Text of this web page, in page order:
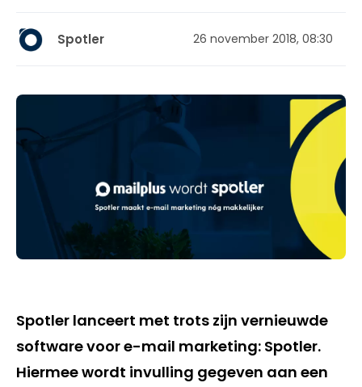
Spotler 26 november 2018, 08:30
Spotler lanceert met trots zijn vernieuwde
software voor e-mail marketing: Spotler.
Hiermee wordt invulling gegeven aan een